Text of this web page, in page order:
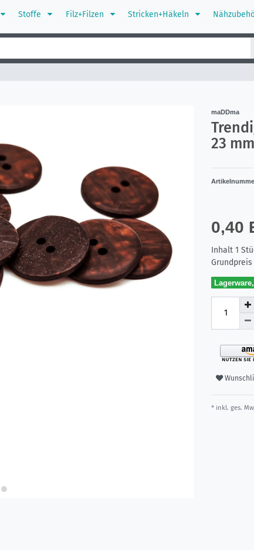
Stoffe Filz+Filzen Stricken+Häkeln
maDDma
23
0,40
Inhalt 1
* inkl. ges.